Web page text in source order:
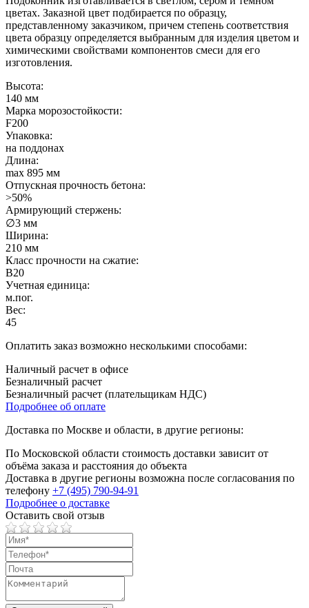
цветах. Заказной цвет подбирается по образцу,
представленному заказчиком, причем степень соответствия
цвета образцу определяется выбранным для изделия цветом и
химическими свойствами компонентов смеси для его
изготовления.
Высота:
140 мм
Марка морозостойкости:
F200
Упаковка:
на поддонах
Длина:
max 895 мм
Отпускная прочность бетона:
>50%
Армирующий стержень:
∅3 мм
Ширина:
210 мм
Класс прочности на сжатие:
B20
Учетная единица:
м.пог.
Вес:
45
Оплатить заказ возможно несколькими способами:
Наличный расчет в офисе
Безналичный расчет
Безналичный расчет (плательщикам НДС)
Подробнее об оплате
Доставка по Москве и области, в другие регионы:
По Московской области стоимость доставки зависит от
объёма заказа и расстояния до объекта
Доставка в другие регионы возможна после согласования по
телефону +7 (495) 790-94-91
Подробнее о доставке
Оставить свой отзыв